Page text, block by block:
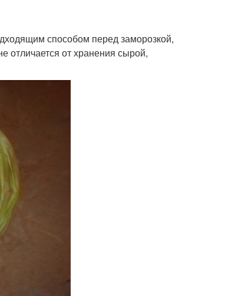
способом перед заморозкой,
отличается от хранения сырой,